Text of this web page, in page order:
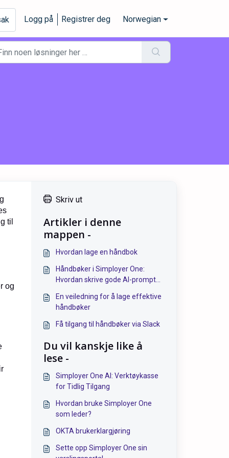
Logg på Registrer deg Norwegian
til
og
Skriv ut
Artikler i denne
mappen -
Hvordan lage en håndbok
Håndbøker i Simployer One:
Hvordan skrive gode AI-prompter
En veiledning for å lage effektive
håndbøker
Få tilgang til håndbøker via Slack
Du vil kanskje like å
lese -
Simployer One AI: Verktøykasse
for Tidlig Tilgang
Hvordan bruke Simployer One
som leder?
OKTA brukerklargjøring
Sette opp Simployer One sin